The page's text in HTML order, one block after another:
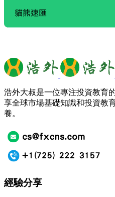
浩外大叔是一位專注投資教育
享全球市場基礎知識和投資教
養。
經驗分享